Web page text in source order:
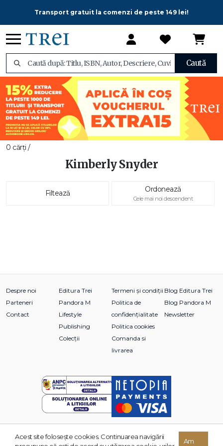
Transport gratuit la comenzi de peste 149 lei!
Caută
0 cărți /
Kimberly Snyder
Filtează Ordonează
Cele mai noi descendent
Despre noi
Parteneri
Contact
Editura Trei
Pandora M
Lifestyle
Publishing
Colecții
Termeni și condiții
Politica de
confidențialitate
Politica cookies
Comanda si
livrarea
Blog Editura Trei
Blog Pandora M
Newsletter
© 2026 Grupul Editorial TREI. Toate drepturile rezervate.
Acest site foloseşte cookies. Continuarea navigării
Am